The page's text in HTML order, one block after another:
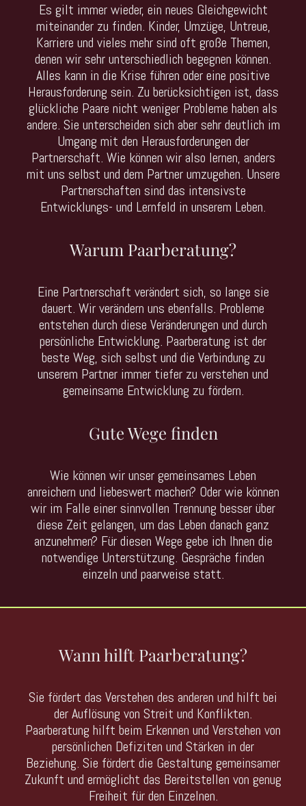
Es gilt immer wieder, ein neues Gleichgewicht
miteinander zu finden. Kinder, Umzüge, Untreue,
Karriere und vieles mehr sind oft große Themen,
denen wir sehr unterschiedlich begegnen können.
Alles kann in die Krise führen oder eine positive
Herausforderung sein. Zu berücksichtigen ist, dass
glückliche Paare nicht weniger Probleme haben als
andere. Sie unterscheiden sich aber sehr deutlich im
Umgang mit den Herausforderungen der
Partnerschaft. Wie können wir also lernen, anders
mit uns selbst und dem Partner umzugehen. Unsere
Partnerschaften sind das intensivste
Entwicklungs- und Lernfeld in unserem Leben.
Warum Paarberatung?
Eine Partnerschaft verändert sich, so lange sie
dauert. Wir verändern uns ebenfalls. Probleme
entstehen durch diese Veränderungen und durch
persönliche Entwicklung. Paarberatung ist der
beste Weg, sich selbst und die Verbindung zu
unserem Partner immer tiefer zu verstehen und
gemeinsame Entwicklung zu fördern.
Gute Wege finden
Wie können wir unser gemeinsames Leben
anreichern und liebeswert machen? Oder wie können
wir im Falle einer sinnvollen Trennung besser über
diese Zeit gelangen, um das Leben danach ganz
anzunehmen? Für diesen Wege gebe ich Ihnen die
notwendige Unterstützung. Gespräche finden
einzeln und paarweise statt.
Wann hilft Paarberatung?
Sie fördert das Verstehen des anderen und hilft bei
der Auflösung von Streit und Konflikten.
Paarberatung hilft beim Erkennen und Verstehen von
persönlichen Defiziten und Stärken in der
Beziehung. Sie fördert die Gestaltung gemeinsamer
Zukunft und ermöglicht das Bereitstellen von genug
Freiheit für den Einzelnen.